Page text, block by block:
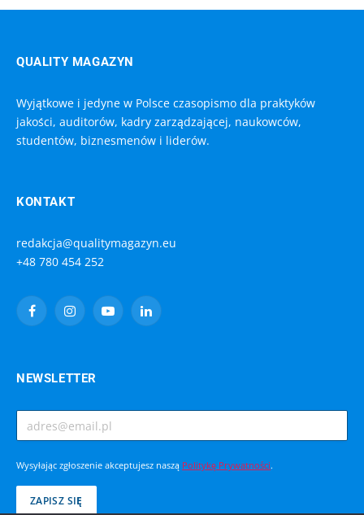
QUALITY MAGAZYN
Wyjątkowe i jedyne w Polsce czasopismo dla praktyków
jakości, auditorów, kadry zarządzającej, naukowców,
studentów, biznesmenów i liderów.
KONTAKT
redakcja@qualitymagazyn.eu
+48 780 454 252
FacebookInstagramYouTubeLinkedIn
NEWSLETTER
Wysyłając zgłoszenie akceptujesz naszą Politykę Prywatności.